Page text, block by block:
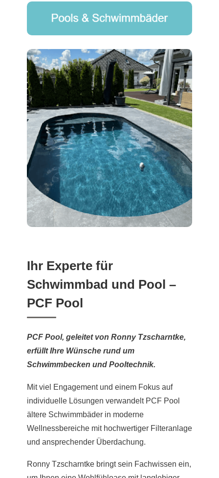
Ihr Experte für
Schwimmbad und Pool –
PCF Pool
PCF Pool, geleitet von Ronny Tzscharntke,
erfüllt Ihre Wünsche rund um
Schwimmbecken und Pooltechnik.
Mit viel Engagement und einem Fokus auf
individuelle Lösungen verwandelt PCF Pool
ältere Schwimmbäder in moderne
Wellnessbereiche mit hochwertiger Filteranlage
und ansprechender Überdachung.
Ronny Tzscharntke bringt sein Fachwissen ein,